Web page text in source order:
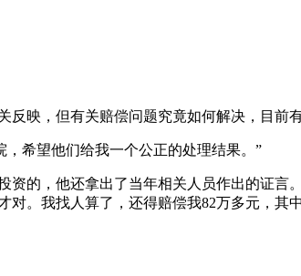
映，但有关赔偿问题究竟如何解决，目前
希望他们给我一个公正的处理结果。”
的，他还拿出了当年相关人员作出的证
对。我找人算了，还得赔偿我82万多元，